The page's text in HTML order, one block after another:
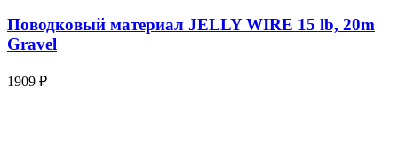
Поводковый материал JELLY WIRE 15 lb, 20m
Gravel
1909 ₽